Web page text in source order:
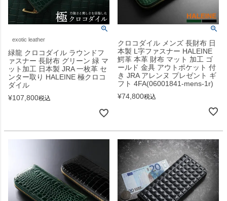
exotic leather
緑龍 クロコダイル ラウンドフ
ァスナー 長財布 グリーン 緑 マ
ット加工 日本製 JRA 一枚革 セ
ンター取り HALEINE 極クロコ
ダイル
¥107,800税込
クロコダイル メンズ 長財布 日
本製 L字ファスナー HALEINE
鰐革 本革 財布 マット 加工 ゴ
ールド 金具 アウトポケット 付
き JRA アレンヌ プレゼント ギ
フト 4FA(06001841-mens-1r)
¥74,800税込